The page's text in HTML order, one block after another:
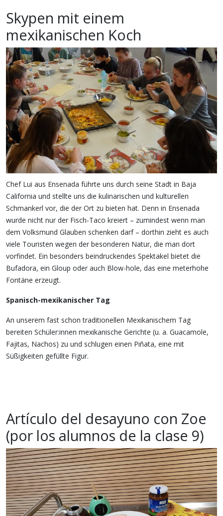
Skypen mit einem
mexikanischen Koch
Chef Lui aus Ensenada führte uns durch seine Stadt in Baja
California und stellte uns die kulinarischen und kulturellen
Schmankerl vor, die der Ort zu bieten hat. Denn in Ensenada
wurde nicht nur der Fisch-Taco kreiert – zumindest wenn man
dem Volksmund Glauben schenken darf – dorthin zieht es auch
viele Touristen wegen der besonderen Natur, die man dort
vorfindet. Ein besonders beindruckendes Spektakel bietet die
Bufadora, ein Gloup oder auch Blow-hole, das eine meterhohe
Fontäne erzeugt.
Spanisch-mexikanischer Tag
An unserem fast schon traditionellen Mexikanischem Tag
bereiten Schüler:innen mexikanische Gerichte (u. a. Guacamole,
Fajitas, Nachos) zu und schlugen einen Piñata, eine mit
Süßigkeiten gefüllte Figur.
Artículo del desayuno con Zoe
(por los alumnos de la clase 9)